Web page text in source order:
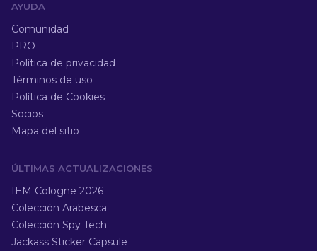
AYUDA
Comunidad
PRO
Política de privacidad
Términos de uso
Política de Cookies
Socios
Mapa del sitio
ÚLTIMAS ACTUALIZACIONES
IEM Cologne 2026
Colección Arabesca
Colección Spy Tech
Jackass Sticker Capsule